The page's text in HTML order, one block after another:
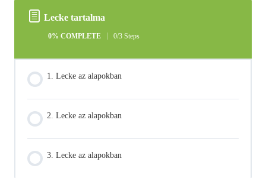
Lecke tartalma
0% COMPLETE 0/3 Steps
1. Lecke az alapokban
2. Lecke az alapokban
3. Lecke az alapokban